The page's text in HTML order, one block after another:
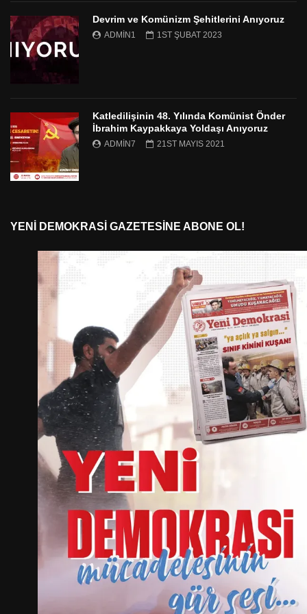
Devrim ve Komünizm Şehitlerini Anıyoruz
ADMIN1 1ST ŞUBAT 2023
Katledilişinin 48. Yılında Komünist Önder
İbrahim Kaypakkaya Yoldaşı Anıyoruz
ADMIN7 21ST MAYIS 2021
YENI DEMOKRASI GAZETESINE ABONE OL!